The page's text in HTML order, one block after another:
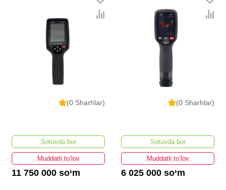
(0 Sharhlar)
Sotuvda bor
Muddatli to‘lov
11 750 000 so‘m
(0 Sharhlar)
Sotuvda bor
Muddatli to‘lov
6 025 000 so‘m